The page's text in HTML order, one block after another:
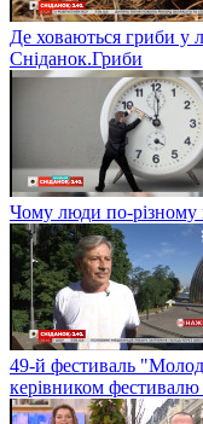
Де ховаються гриби у
Сніданок.Гриби
Чому люди по-різному
49-й фестиваль
керівником